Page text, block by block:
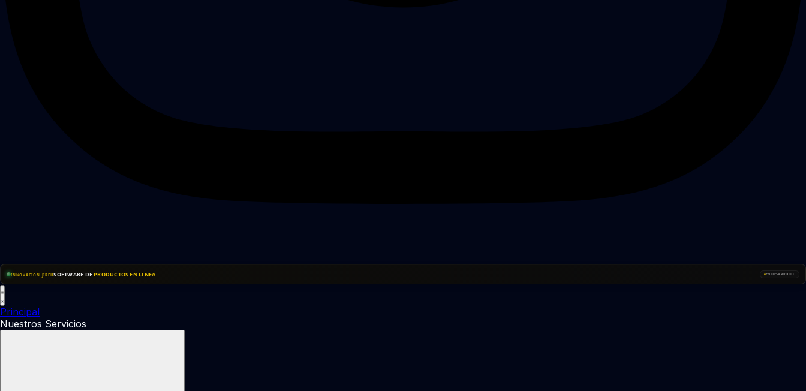
INNOVACIÓN JIREHSOFTWARE DEPRODUCTOS EN LÍNEA EN DESARROLLO
Principal
Nuestros Servicios